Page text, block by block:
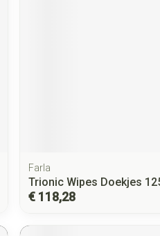
Farla
Trionic Wipes Doekjes
€ 118,28